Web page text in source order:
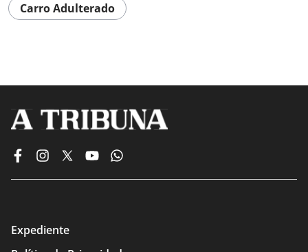
Carro Adulterado
Expediente